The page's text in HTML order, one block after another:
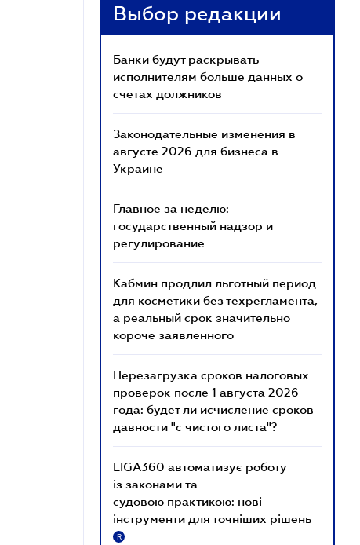
Выбор редакции
Банки будут раскрывать
исполнителям больше данных о
счетах должников
Законодательные изменения в
августе 2026 для бизнеса в
Украине
Главное за неделю:
государственный надзор и
регулирование
Кабмин продлил льготный период
для косметики без техрегламента,
а реальный срок значительно
короче заявленного
Перезагрузка сроков налоговых
проверок после 1 августа 2026
года: будет ли исчисление сроков
давности "с чистого листа"?
LIGA360 автоматизує роботу
із законами та
судовою практикою: нові
інструменти для точніших рішень
R